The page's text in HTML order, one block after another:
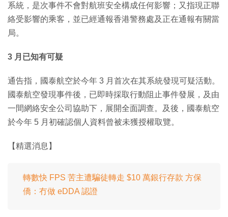
系統，是次事件不會對航班安全構成任何影響；又指現正聯
絡受影響的乘客，並已經通報香港警務處及正在通報有關當
局。
3 月已知有可疑
通告指，國泰航空於今年 3 月首次在其系統發現可疑活動。
國泰航空發現事件後，已即時採取行動阻止事件發展，及由
一間網絡安全公司協助下，展開全面調查。及後，國泰航空
於今年 5 月初確認個人資料曾被未獲授權取覽。
【精選消息】
轉數快 FPS 苦主遭騙徒轉走 $10 萬銀行存款 方保
僑：冇做 eDDA 認證